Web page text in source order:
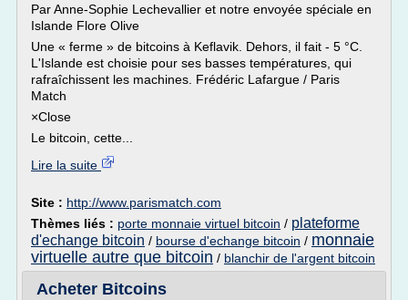
Par Anne-Sophie Lechevallier et notre envoyée spéciale en
Islande Flore Olive
Une « ferme » de bitcoins à Keflavik. Dehors, il fait - 5 °C.
L'Islande est choisie pour ses basses températures, qui
rafraîchissent les machines. Frédéric Lafargue / Paris
Match
×Close
Le bitcoin, cette...
Lire la suite
Site : http://www.parismatch.com
Thèmes liés : porte monnaie virtuel bitcoin / plateforme
d'echange bitcoin / bourse d'echange bitcoin / monnaie
virtuelle autre que bitcoin / blanchir de l'argent bitcoin
Acheter Bitcoins